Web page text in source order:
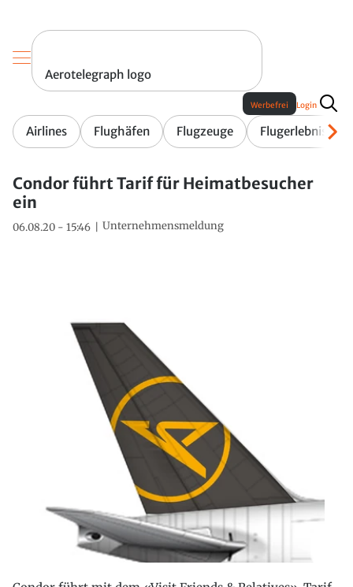
Aerotelegraph logo
Airlines Flughäfen Flugzeuge Flugerlebnis
Werbefrei Login
Condor führt Tarif für Heimatbesucher
ein
06.08.20 - 15:46 Unternehmensmeldung